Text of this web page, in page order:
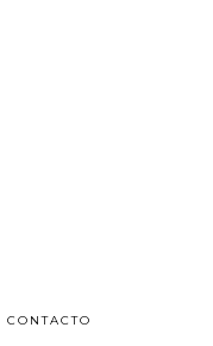
CONTACTO